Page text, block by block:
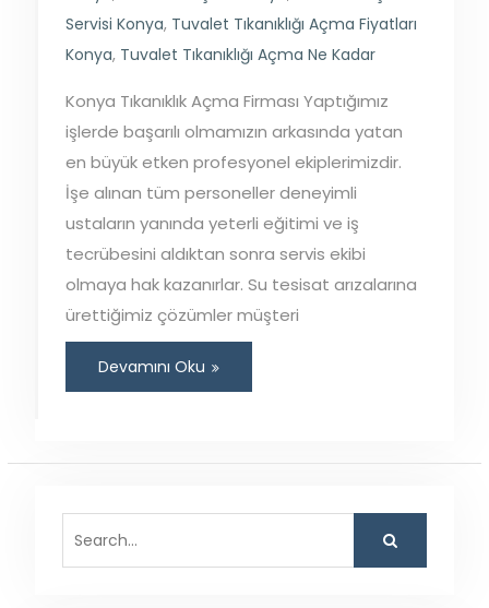
Servisi Konya, Tuvalet Tıkanıklığı Açma Fiyatları
Konya, Tuvalet Tıkanıklığı Açma Ne Kadar
Konya Tıkanıklık Açma Firması Yaptığımız
işlerde başarılı olmamızın arkasında yatan
en büyük etken profesyonel ekiplerimizdir.
İşe alınan tüm personeller deneyimli
ustaların yanında yeterli eğitimi ve iş
tecrübesini aldıktan sonra servis ekibi
olmaya hak kazanırlar. Su tesisat arızalarına
ürettiğimiz çözümler müşteri
Devamını Oku